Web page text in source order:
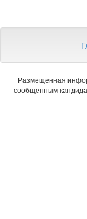
Размещенная
сообщенным